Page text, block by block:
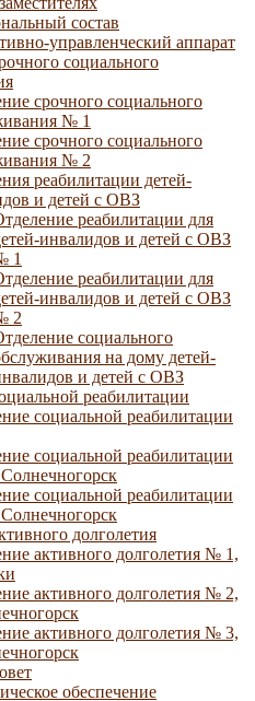
состав
управленческий аппарат
социального
срочного социального
№ 1
срочного социального
№ 2
реабилитации детей-
и детей с ОВЗ
реабилитации для
инвалидов и детей с ОВЗ
1
реабилитации для
инвалидов и детей с ОВЗ
2
социального
на дому детей-
и детей с ОВЗ
реабилитации
социальной реабилитации
социальной реабилитации
социальной реабилитации
долголетия
активного долголетия № 1,
активного долголетия № 2,
активного долголетия № 3,
обеспечение